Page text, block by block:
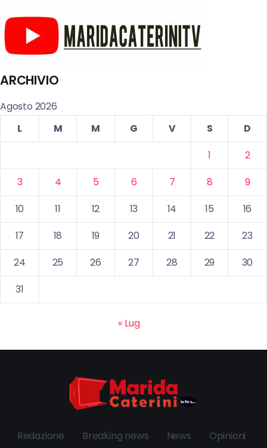
ARCHIVIO
Agosto 2026
L
M M G V S
D
1
2
3
4 5 6 7 8
9
10
11 12 13 14 15
16
17
18 19 20 21 22
23
24
25 26 27 28 29
30
31
« Lug
Redazione Breaking news News Opinioni